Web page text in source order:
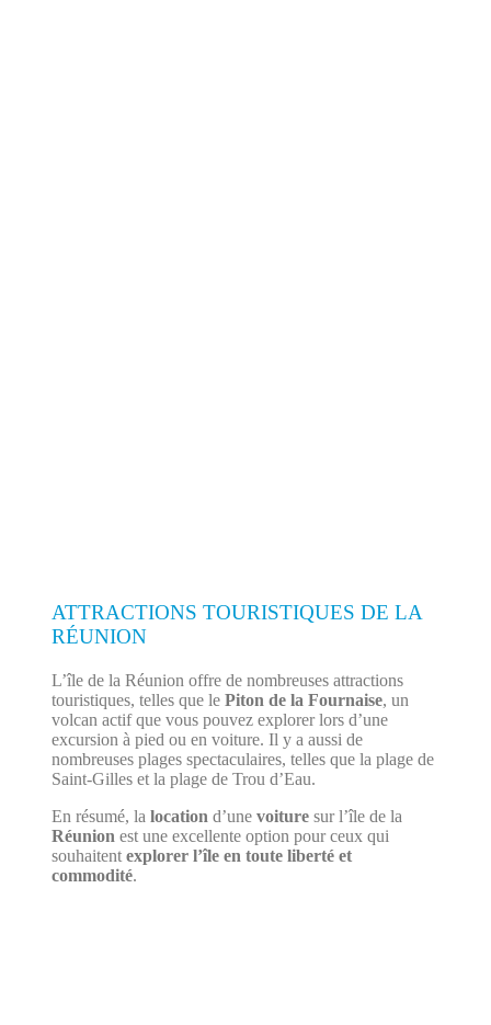
ATTRACTIONS TOURISTIQUES DE LA
RÉUNION
L’île de la Réunion offre de nombreuses attractions
touristiques, telles que le Piton de la Fournaise, un
volcan actif que vous pouvez explorer lors d’une
excursion à pied ou en voiture. Il y a aussi de
nombreuses plages spectaculaires, telles que la plage de
Saint-Gilles et la plage de Trou d’Eau.
En résumé, la location d’unevoituresur l’île de la
Réunion est une excellente option pour ceux qui
souhaitent explorer l’île en toute liberté et
commodité.